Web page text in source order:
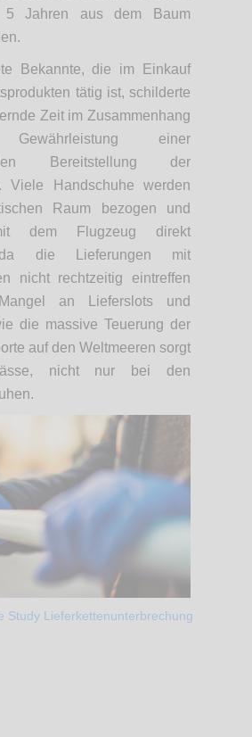
Jahren aus dem Baum
Bekannte, die im Einkauf
tätig ist, schilderte
Zeit im Zusammenhang
einer
Bereitstellung der
Viele Handschuhe werden
Raum bezogen und
dem Flugzeug direkt
da die Lieferungen mit
nicht rechtzeitig eintreffen
an Lieferslots und
die massive Teuerung der
auf den Weltmeeren sorgt
nicht nur bei den
Study Lieferkettenunterbrechung